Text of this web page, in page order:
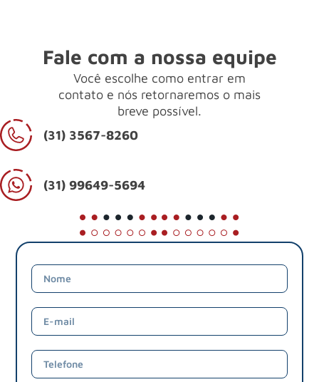
Fale com a nossa equipe
Você escolhe como entrar em
contato e nós retornaremos o mais
breve possível.
(31) 3567-8260
(31) 99649-5694